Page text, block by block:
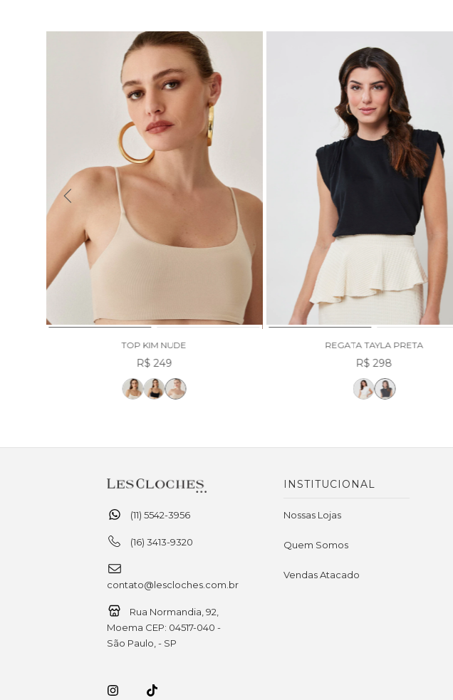
TOP KIM NUDE
R$ 249
REGATA TAYLA PRETA
R$ 298
(11) 5542-3956
(16) 3413-9320
contato@lescloches.com.br
Rua Normandia, 92,
Moema CEP: 04517-040 -
São Paulo, - SP
INSTITUCIONAL
Nossas Lojas
Quem Somos
Vendas Atacado